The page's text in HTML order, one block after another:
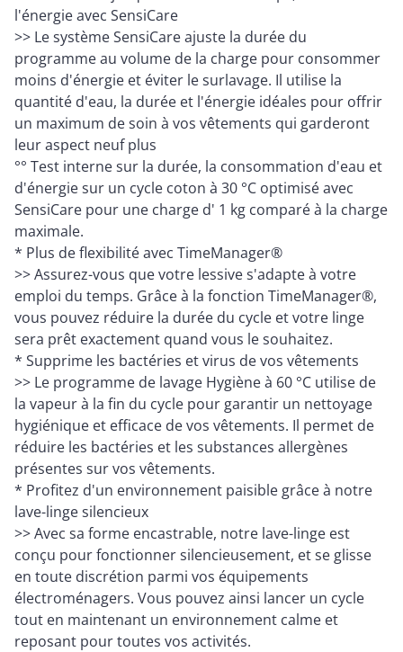
l'énergie avec SensiCare
>> Le système SensiCare ajuste la durée du
programme au volume de la charge pour consommer
moins d'énergie et éviter le surlavage. Il utilise la
quantité d'eau, la durée et l'énergie idéales pour offrir
un maximum de soin à vos vêtements qui garderont
leur aspect neuf plus
°° Test interne sur la durée, la consommation d'eau et
d'énergie sur un cycle coton à 30 °C optimisé avec
SensiCare pour une charge d' 1 kg comparé à la charge
maximale.
* Plus de flexibilité avec TimeManager®
>> Assurez-vous que votre lessive s'adapte à votre
emploi du temps. Grâce à la fonction TimeManager®,
vous pouvez réduire la durée du cycle et votre linge
sera prêt exactement quand vous le souhaitez.
* Supprime les bactéries et virus de vos vêtements
>> Le programme de lavage Hygiène à 60 °C utilise de
la vapeur à la fin du cycle pour garantir un nettoyage
hygiénique et efficace de vos vêtements. Il permet de
réduire les bactéries et les substances allergènes
présentes sur vos vêtements.
* Profitez d'un environnement paisible grâce à notre
lave-linge silencieux
>> Avec sa forme encastrable, notre lave-linge est
conçu pour fonctionner silencieusement, et se glisse
en toute discrétion parmi vos équipements
électroménagers. Vous pouvez ainsi lancer un cycle
tout en maintenant un environnement calme et
reposant pour toutes vos activités.